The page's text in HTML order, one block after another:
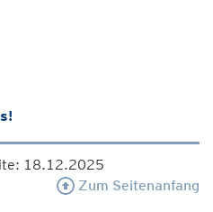
18.12.2025
Zum Seitenanfang